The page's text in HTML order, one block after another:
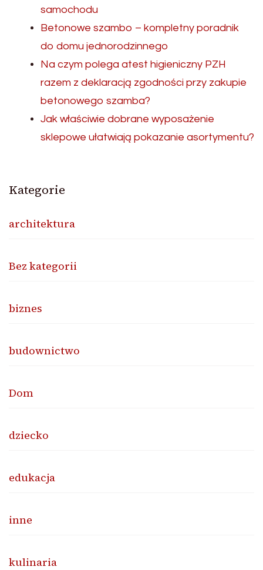
samochodu
Betonowe szambo – kompletny poradnik
do domu jednorodzinnego
Na czym polega atest higieniczny PZH
razem z deklaracją zgodności przy zakupie
betonowego szamba?
Jak właściwie dobrane wyposażenie
sklepowe ułatwiają pokazanie asortymentu?
Kategorie
architektura
Bez kategorii
biznes
budownictwo
Dom
dziecko
edukacja
inne
kulinaria